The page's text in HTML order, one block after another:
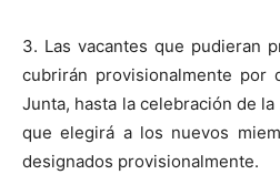
3. Las vacantes que pudieran
cubrirán provisionalmente por
Junta, hasta la celebración de
que elegirá a los nuevos
designados provisionalmente.